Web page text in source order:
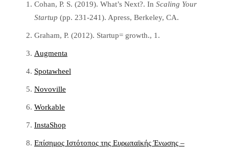
Cohan, P. S. (2019). What’s Next?. In Scaling Your
Startup (pp. 231-241). Apress, Berkeley, CA.
Graham, P. (2012). Startup= growth., 1.
Augmenta
Spotawheel
Novoville
Workable
InstaShop
Επίσημος Ιστότοπος της Ευρωπαϊκής Ένωσης –